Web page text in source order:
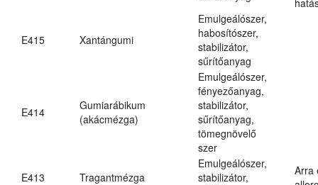
E415 Xantángumi
Emulgeálószer,
habosítószer,
stabilizátor,
sűrítőanyag
E414
Gumiarábikum
(akácmézga)
Emulgeálószer,
fényezőanyag,
stabilizátor,
sűrítőanyag,
tömegnövelő
szer
E413 Tragantmézga
Emulgeálószer,
stabilizátor,
Arra